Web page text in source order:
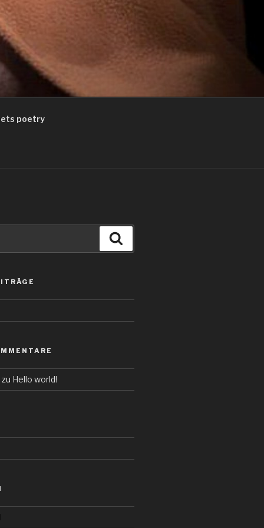
poetry
zu Hello world!